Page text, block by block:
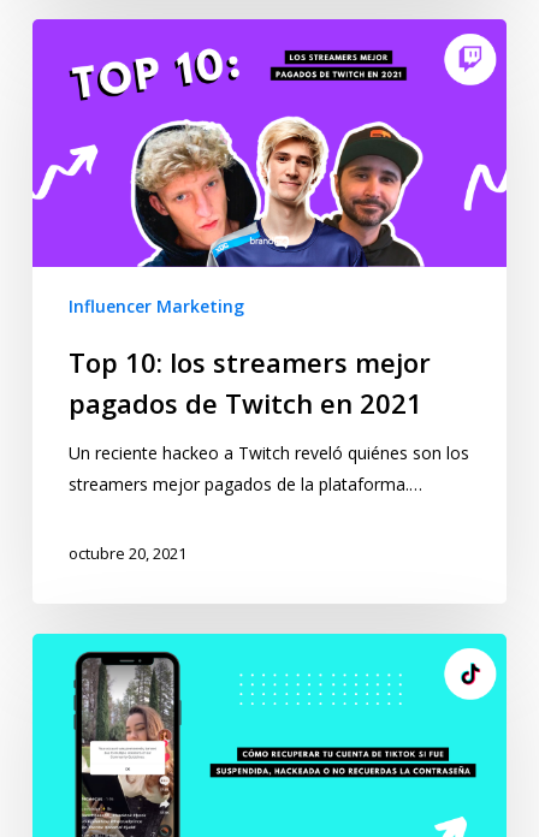
Influencer Marketing
Top 10: los streamers mejor
pagados de Twitch en 2021
Un reciente hackeo a Twitch reveló quiénes son los
streamers mejor pagados de la plataforma.…
octubre 20, 2021